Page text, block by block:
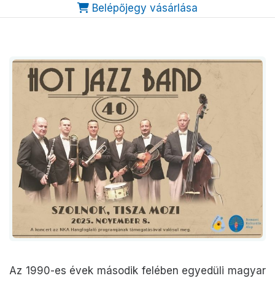
Belépőjegy vásárlása
Az 1990-es évek második felében egyedüli magyar